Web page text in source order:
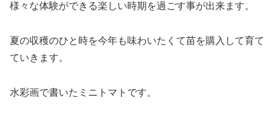
様々な体験ができる楽しい時期を過ごす事が出来ます。
夏の収穫のひと時を今年も味わいたくて苗を購入して育て
ていきます。
水彩画で書いたミニトマトです。